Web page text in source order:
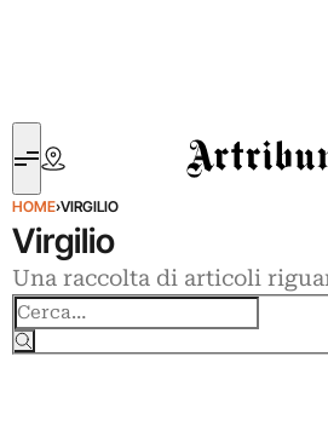
Artribune
HOME›VIRGILIO
Virgilio
Una raccolta di articoli